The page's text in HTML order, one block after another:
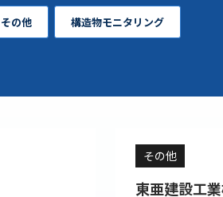
その他 構造物モニタリング
その他
東亜建設工